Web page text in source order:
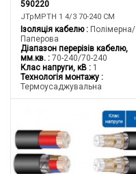
590220
JTpMPTH 1 4/3 70-240 CM
Ізоляція кабелю
Полімерна/
Паперова
Діапазон перерізів кабелю,
мм.кв.
70-240/70-240
Клас напруги, кВ
1
Технологія монтажу
Термоусаджувальна